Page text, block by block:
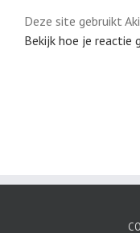
Deze site gebruikt
Bekijk hoe je reactie